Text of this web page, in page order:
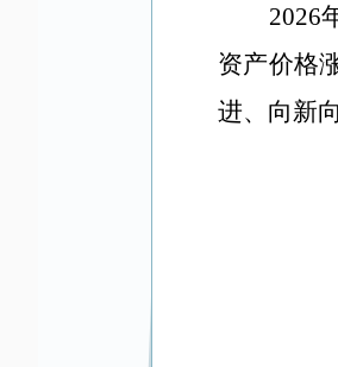
2026
资产价格
进、向新